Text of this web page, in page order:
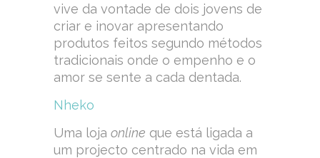
vive da vontade de dois jovens de
criar e inovar apresentando
produtos feitos segundo métodos
tradicionais onde o empenho e o
amor se sente a cada dentada.
Nheko
Uma loja online que está ligada a
um projecto centrado na vida em